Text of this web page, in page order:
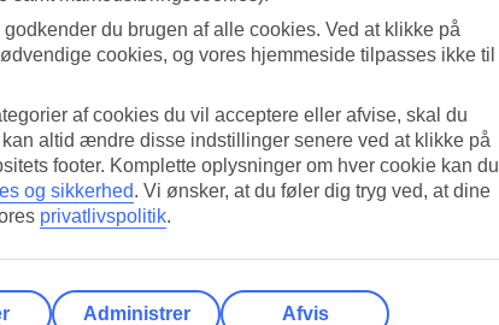
du brugen af alle cookies. Ved at klikke på
cookies, og vores hjemmeside tilpasses ikke til
af cookies du vil acceptere eller afvise, skal du
altid ændre disse indstillinger senere ved at klikke på
footer. Komplette oplysninger om hver cookie kan du
og sikkerhed. Vi ønsker, at du føler dig tryg ved, at dine
privatlivspolitik.
Administrer Afvis